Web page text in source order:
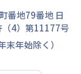
番地79番地 日
4）第11177号
末年始除く）